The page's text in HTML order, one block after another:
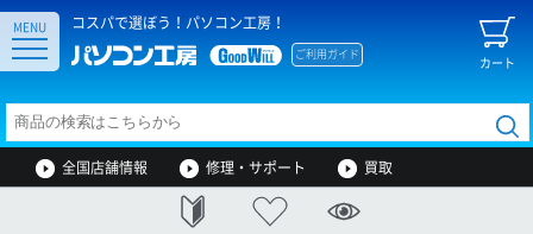
コスパで選ぼう！パソコン工房！
カート
ご利用ガイド
MENU
全国店舗情報 修理・サポート 買取